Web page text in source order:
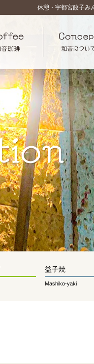
休憩・宇都宮餃子み
益子焼
Mashiko-yaki